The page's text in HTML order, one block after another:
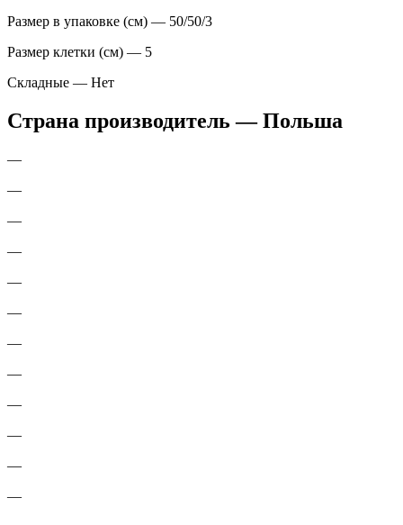
Размер в упаковке (см) — 50/50/3
Размер клетки (см) — 5
Складные — Нет
Страна производитель — Польша
—
—
—
—
—
—
—
—
—
—
—
—